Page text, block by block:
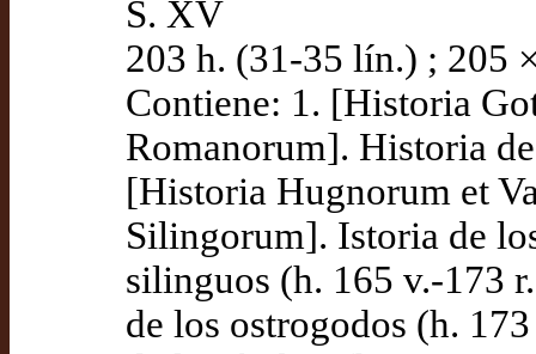
S. XV
203 h. (31-35 lín.) ; 205
Contiene: 1. [Historia
Romanorum]. Historia
[Historia Hugnorum et
Silingorum]. Istoria de
silinguos (h. 165 v.-173
de los ostrogodos (h.